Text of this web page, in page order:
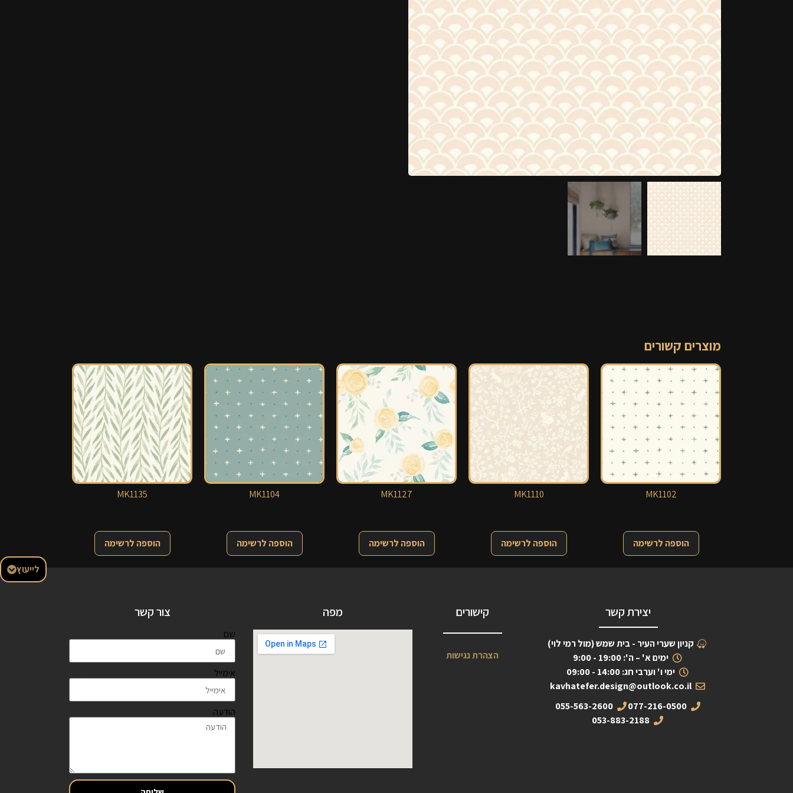
לייעוץ
מוצרים קשורים
MK1102
הוספה לרשימה
MK1110
הוספה לרשימה
MK1127
הוספה לרשימה
MK1104
הוספה לרשימה
MK1135
הוספה לרשימה
יצירת קשר
קניון שערי העיר - בית שמש (מול רמי לוי)
ימים א' – ה': 19:00 - 9:00
ימי ו' וערבי חג: 14:00 - 09:00
kavhatefer.design@outlook.co.il
077-216-0500
055-563-2600
053-883-2188
קישורים
הצהרת נגישות
מפה צור קשר
שם
אימייל
הודעה